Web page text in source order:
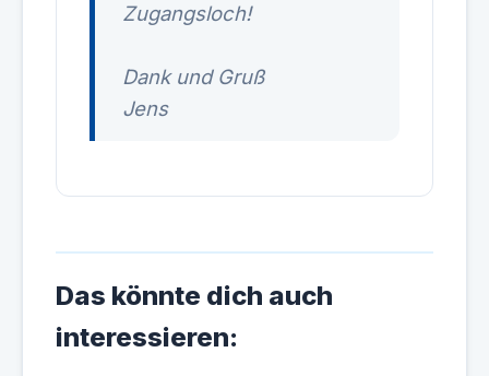
Zugangsloch!
Dank und Gruß
Jens
Das könnte dich auch
interessieren: